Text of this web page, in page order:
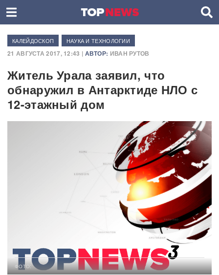
КАЛЕЙДОСКОП НАУКА И ТЕХНОЛОГИИ
21 АВГУСТА 2017, 12:43 | АВТОР: ИВАН РУТОВ
Житель Урала заявил, что
обнаружил в Антарктиде НЛО с
12-этажный дом
ФОТО: